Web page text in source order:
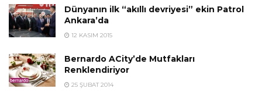
Dünyanın ilk “akıllı devriyesi” ekin Patrol
Ankara’da
12 KASIM 2015
Bernardo ACity’de Mutfakları
Renklendiriyor
25 ŞUBAT 2014